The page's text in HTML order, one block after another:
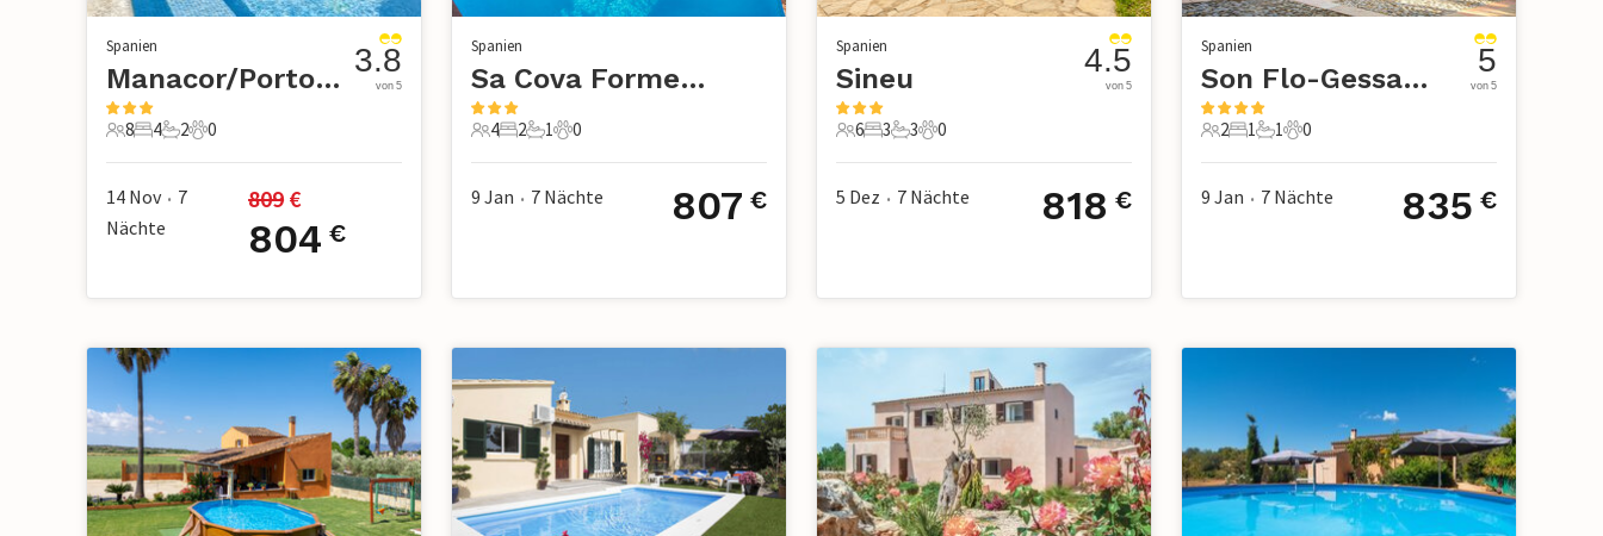
Spanien
Manacor/Porto Cristo
8 Gäste
8
4 Schlafzimmer
4
2 Badezimmer
2
0 Haustiere
0
3.8
von 5
14 Nov • 7
Nächte
809 €
804 €
Spanien
Sa Cova Formentera, Campos
4 Gäste
4
2 Schlafzimmer
2
1 Badezimmer
1
0 Haustiere
0
9 Jan • 7 Nächte 807 €
Spanien
Sineu
6 Gäste
6
3 Schlafzimmer
3
3 Badezimmer
3
0 Haustiere
0
4.5
von 5
5 Dez • 7 Nächte 818 €
Spanien
Son Flo-Gessami, Santa Margalida
2 Gäste
2
1 Schlafzimmer
1
1 Badezimmer
1
0 Haustiere
0
5
von 5
9 Jan • 7 Nächte 835 €